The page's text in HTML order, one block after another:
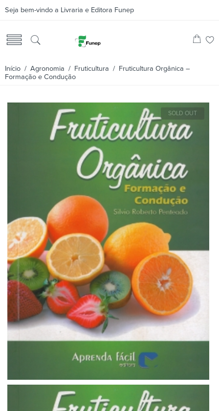
Seja bem-vindo a Livraria e Editora Funep
Início / Agronomia / Fruticultura / Fruticultura Orgânica –
Formação e Condução
SOLD OUT